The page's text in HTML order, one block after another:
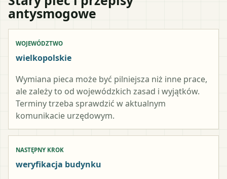
antysmogowe
WOJEWÓDZTWO
wielkopolskie
Wymiana pieca może być pilniejsza niż inne prace,
ale zależy to od wojewódzkich zasad i wyjątków.
Terminy trzeba sprawdzić w aktualnym
komunikacie urzędowym.
NASTĘPNY KROK
weryfikacja budynku